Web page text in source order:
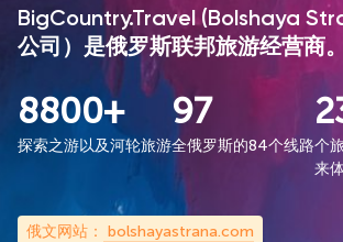
BigCountry.Travel (Bolshaya
公司）是俄罗斯联邦旅游经营商。
8800+
探索之游以及河轮旅游
97
全俄罗斯的84个线路个
来
俄文网站： bolshayastrana.com